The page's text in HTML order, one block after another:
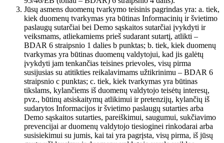
Jūsų asmens duomenų tvarkymo teisinis pagrindas yra: a. tiek,
kiek duomenų tvarkymas yra būtinas Informacinių ir švietimo
paslaugų sutarčiai bei Demo sąskaitos sutarčiai įvykdyti ir
veiksmams, atliekamiems prieš sudarant sutartį, atlikti –
BDAR 6 straipsnio 1 dalies b punktas; b. tiek, kiek duomenų
tvarkymas yra būtinas duomenų valdytojui, kad jis galėtų
įvykdyti jam tenkančias teisines prievoles, visų pirma
susijusias su atitikties reikalavimams užtikrinimu – BDAR 6
straipsnio c punktas; c. tiek, kiek tvarkymas yra būtinas
tikslams, kylančiems iš duomenų valdytojo teisėtų interesų,
pvz., būtinų atsiskaitymų atlikimui ir pretenzijų, kylančių iš
sudarytos Informacijos ir švietimo paslaugų sutarties arba
Demo sąskaitos sutarties, pareiškimui, saugumui, sukčiavimo
prevencijai ar duomenų valdytojo tiesioginei rinkodarai arba
susisiekimui su jumis, kai tai yra pagrįsta, visų pirma, iš jūsų